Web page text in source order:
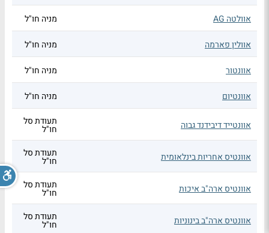
אוולטה AG מניה חו"ל
אוולין פארמה מניה חו"ל
אוונטור מניה חו"ל
אוונטיום מניה חו"ל
אוונטייד דיבידנד גבוה תעודת סל
חו"ל
אוונטיס אחריות בינלאומית תעודת סל
חו"ל
אוונטיס ארה"ב איכות תעודת סל
חו"ל
אוונטיס ארה"ב בינוניות תעודת סל
חו"ל